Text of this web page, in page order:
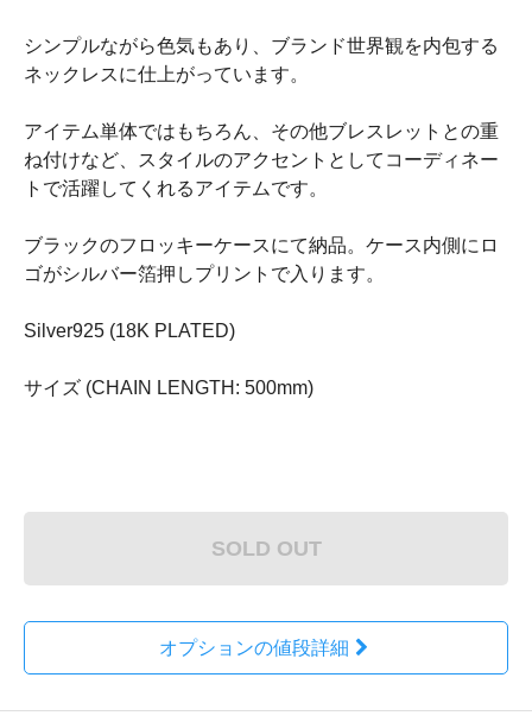
シンプルながら色気もあり、ブランド世界観を内包する
ネックレスに仕上がっています。
アイテム単体ではもちろん、その他ブレスレットとの重
ね付けなど、スタイルのアクセントとしてコーディネー
トで活躍してくれるアイテムです。
ブラックのフロッキーケースにて納品。ケース内側にロ
ゴがシルバー箔押しプリントで入ります。
Silver925 (18K PLATED)
サイズ (CHAIN LENGTH: 500mm)
SOLD OUT
オプションの値段詳細